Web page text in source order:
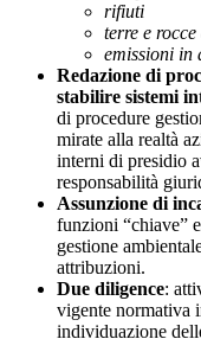
rifiuti
terre e
emissioni in
Redazione di
stabilire sistemi
di procedure
mirate alla realtà
interni di presidio
responsabilità
Assunzione di
funzioni “chiave”
gestione
attribuzioni.
Due diligence:
vigente normativa
individuazione